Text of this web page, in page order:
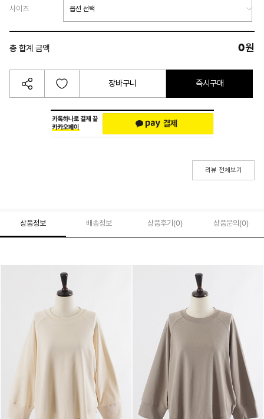
사이즈
총 합계 금액 0원
장바구니 즉시구매
리뷰 전체보기
상품정보 배송정보 상품후기(0) 상품문의 (0)